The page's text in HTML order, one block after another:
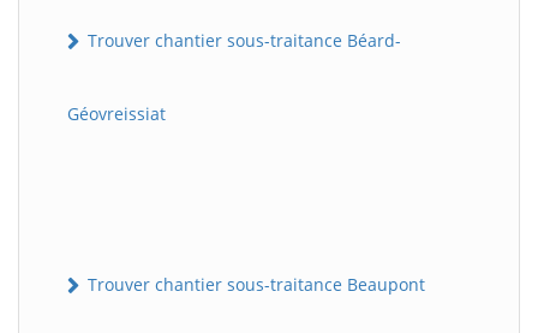
Trouver chantier sous-traitance Béard-
Géovreissiat
Trouver chantier sous-traitance Beaupont